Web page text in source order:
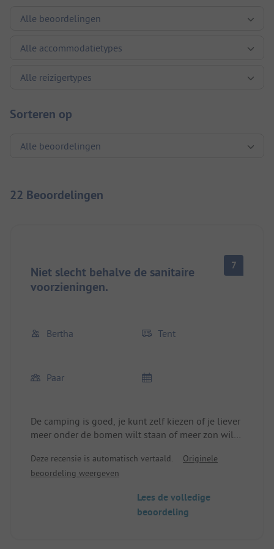
Sorteren op
22 Beoordelingen
Niet slecht behalve de sanitaire
voorzieningen.
7
Bertha Tent
Paar
De camping is goed, je kunt zelf kiezen of je liever
meer onder de bomen wilt staan of meer zon wilt
voor een camper als een tent. Er is ook ruimte voor
heel grote tenten. 2 speeltuinen, 1 kiosk met super
hebt (geen grillvlees), snackbar waar je schnitzel,
friet, pizza, currywurst, aardappelsalade, gebakken
Deze recensie is automatisch vertaald.
Originele
beoordeling weergeven
Lees de volledige
beoordeling